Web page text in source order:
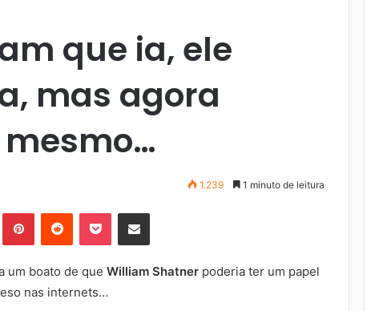
que ia, ele
mas agora
1.239 1 minuto de leitura
um boato de que William Shatner poderia ter um papel
nas internets…